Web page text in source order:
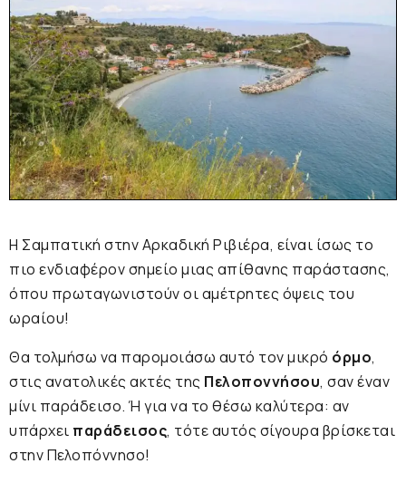
Η Σαμπατική στην Αρκαδική Ριβιέρα, είναι ίσως το
πιο ενδιαφέρον σημείο μιας απίθανης παράστασης,
όπου πρωταγωνιστούν οι αμέτρητες όψεις του
ωραίου!
Θα τολμήσω να παρομοιάσω αυτό τον μικρό όρμο,
στις ανατολικές ακτές της Πελοποννήσου, σαν έναν
μίνι παράδεισο. Ή για να το θέσω καλύτερα: αν
υπάρχει παράδεισος, τότε αυτός σίγουρα βρίσκεται
στην Πελοπόννησο!